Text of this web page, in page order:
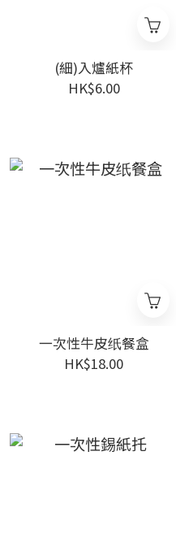
(細)入爐紙杯
HK$6.00
一次性牛皮纸餐盒
HK$18.00